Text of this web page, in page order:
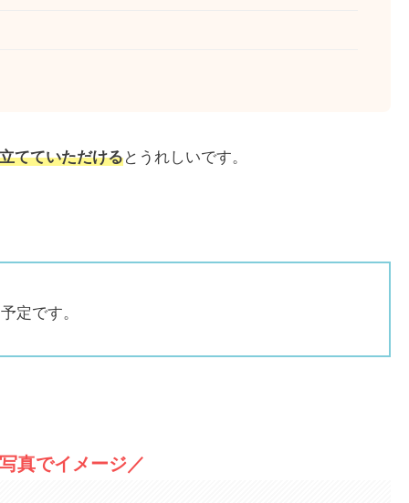
てていただけるとうれしいです。
定です。
真でイメージ／